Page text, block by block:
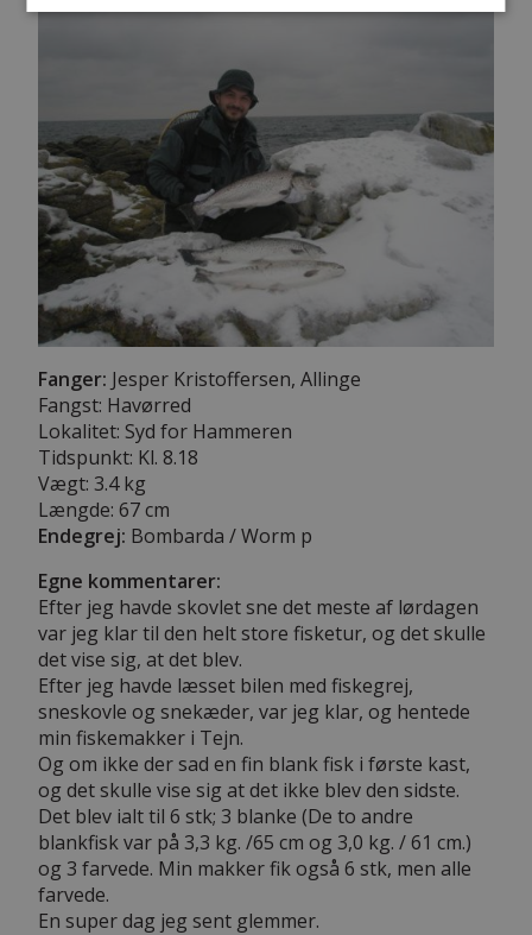
Fanger: Jesper Kristoffersen, Allinge
Fangst: Havørred
Lokalitet: Syd for Hammeren
Tidspunkt: Kl. 8.18
Vægt: 3.4 kg
Længde: 67 cm
Endegrej: Bombarda / Worm p
Egne kommentarer:
Efter jeg havde skovlet sne det meste af lørdagen
var jeg klar til den helt store fisketur, og det skulle
det vise sig, at det blev.
Efter jeg havde læsset bilen med fiskegrej,
sneskovle og snekæder, var jeg klar, og hentede
min fiskemakker i Tejn.
Og om ikke der sad en fin blank fisk i første kast,
og det skulle vise sig at det ikke blev den sidste.
Det blev ialt til 6 stk; 3 blanke (De to andre
blankfisk var på 3,3 kg. /65 cm og 3,0 kg. / 61 cm.)
og 3 farvede. Min makker fik også 6 stk, men alle
farvede.
En super dag jeg sent glemmer.